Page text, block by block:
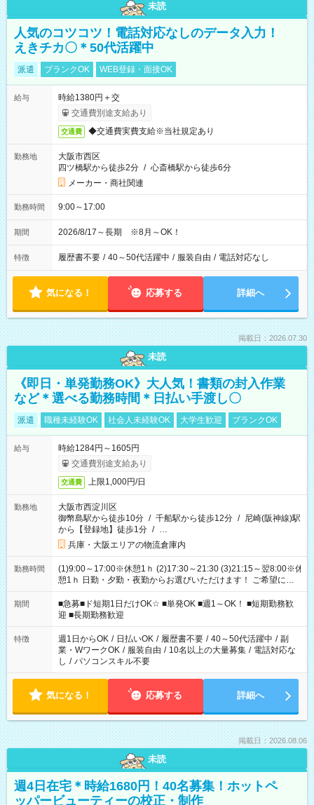
未読
人気のコツコツ！電話対応なしのデータ入力！
えきチカ〇＊50代活躍中
派遣 ブランクOK WEB登録・面接OK
給与
時給1380円＋交
交通費別途支給あり
交通費 ◆交通費実費支給※当社規定あり
勤務地
大阪市西区
四ツ橋駅から徒歩2分 / 心斎橋駅から徒歩6分
メーカー・商社関連
勤務時間 9:00～17:00
期間 2026/8/17～長期 ※8月～OK！
特徴 履歴書不要 / 40～50代活躍中 / 服装自由 / 電話対応なし
気になる！ 応募する 詳細へ
掲載日：2026.07.30
未読
《即日・単発勤務OK》大人気！書類の封入作業
など＊選べる勤務時間＊日払い手渡し〇
派遣 職種未経験OK 社会人未経験OK 大学生歓迎 ブランクOK
給与
時給1284円～1605円
交通費別途支給あり
交通費 上限1,000円/日
勤務地
大阪市西淀川区
御幣島駅から徒歩10分 / 千船駅から徒歩12分 / 尼崎(阪神線)駅
から【登録地】徒歩1分 / …
兵庫・大阪エリアの物流倉庫内
勤務時間
(1)9:00～17:00※休憩1ｈ (2)17:30～21:30 (3)21:15～翌8:00※休
憩1ｈ 日勤・夕勤・夜勤からお選びいただけます！ ご希望に合
わせて働けるお仕事です(*^^*) 【その他選べる勤務時間】 8-17
時/9-17時/9-18時/10-18時/11-21時/18-22時/20-翌4時/21-翌5
時/22-翌6時/0-翌8時 ご自身のご都合で選んで頂ける完全自由シ
フト！
期間
■急募■ド短期1日だけOK☆ ■単発OK ■週1～OK！ ■短期勤務歓
迎 ■長期勤務歓迎
特徴 週1日からOK / 日払いOK / 履歴書不要 / 40～50代活躍中 / 副
業・WワークOK / 服装自由 / 10名以上の大量募集 / 電話対応な
し / パソコンスキル不要
気になる！ 応募する 詳細へ
掲載日：2026.08.06
未読
週4日在宅＊時給1680円！40名募集！ホットペ
ッパービューティーの校正・制作